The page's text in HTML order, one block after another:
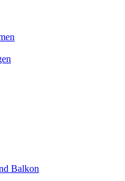
Balkon